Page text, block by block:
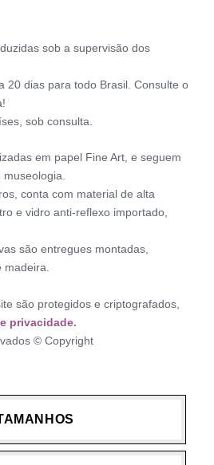
sob a supervisão dos
20 dias para todo Brasil. Consulte o
sob consulta.
em papel Fine Art, e seguem
conta com material de alta
e vidro anti-reflexo importado,
são entregues montadas,
são protegidos e criptografados,
privacidade.
© Copyright